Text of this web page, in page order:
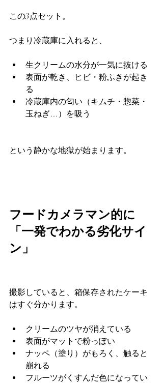
この3点セット。
つまり冷蔵庫に入れると、
生クリームの水分が一気に抜ける
表面が乾き、ヒビ・粉ふきが起き
る
冷蔵庫内の匂い（キムチ・惣菜・
玉ねぎ…）を吸う
という静かな地獄が始まります。
フードカメラマン的に
「一発でわかる劣化サイ
ン」
撮影していると、箱保存されたケーキ
はすぐ分かります。
クリームのツヤが消えている
表面がマットで粉っぽい
ナッペ（塗り）がもろく、触ると
崩れる
フルーツがくすんだ色になってい